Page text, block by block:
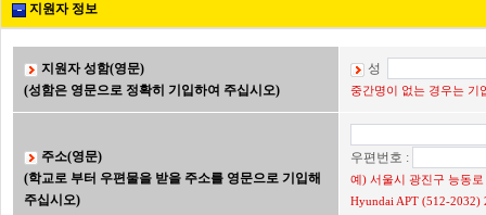
지원자 정보
지원자 성함(영문)
(성함은 영문으로 정확히 기입하여 주십시오)
성
중간명이 없는 경우는 기
주소(영문)
(학교로 부터 우편물을 받을 주소를 영문으로 기입해
주십시오)
우편번호 :
예) 서울시 광진구 능동
Hyundai APT (512-2032)